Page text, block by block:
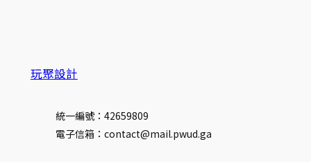
玩聚設計
統一編號：42659809
電子信箱：contact@mail.pwud.ga